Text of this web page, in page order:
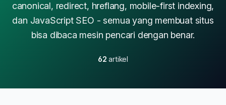
canonical, redirect, hreflang, mobile-first indexing,
dan JavaScript SEO - semua yang membuat situs
bisa dibaca mesin pencari dengan benar.
62 artikel